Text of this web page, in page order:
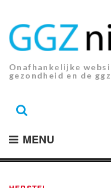
inhoud.
Onafhankelijke
gezondheid en de ggz
MENU